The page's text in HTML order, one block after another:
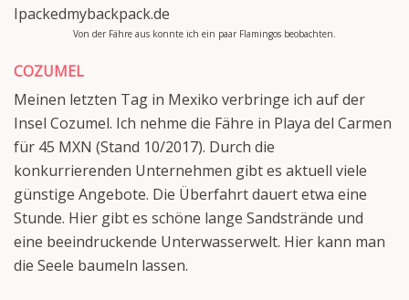
Von der Fähre aus konnte ich ein paar Flamingos beobachten.
COZUMEL
Meinen letzten Tag in Mexiko verbringe ich auf der
Insel Cozumel. Ich nehme die Fähre in Playa del Carmen
für 45 MXN (Stand 10/2017). Durch die
konkurrierenden Unternehmen gibt es aktuell viele
günstige Angebote. Die Überfahrt dauert etwa eine
Stunde. Hier gibt es schöne lange Sandstrände und
eine beeindruckende Unterwasserwelt. Hier kann man
die Seele baumeln lassen.